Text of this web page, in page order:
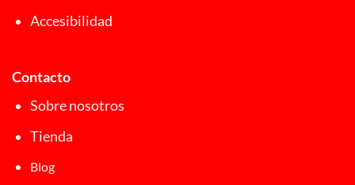
Accesibilidad
Contacto
Sobre nosotros
Tienda
Blog